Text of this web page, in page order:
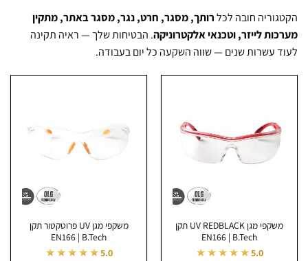
חובה לכלרותך, מסגר, חרט, נגר, מסגר באתר, מתקין
לייזר, וטכנאי אלקטרוניקה. הבטיחות שלך — ראיה תקינה
עשרות שנים — שווה השקעה כל יום בעבודה.
משקפי מגן UV REDBLACK תקן
EN166 | B.Tech
★★★★★
משקפי מגן UV פרוטקטור תקן
EN166 | B.Tech
★★★★★